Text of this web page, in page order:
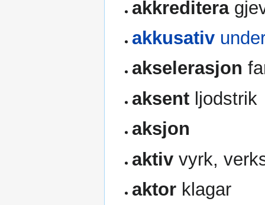
akkreditera
akkusativ
akselerasjon
aksent ljodstrik
aksjon
aktiv vyrk,
aktor klagar